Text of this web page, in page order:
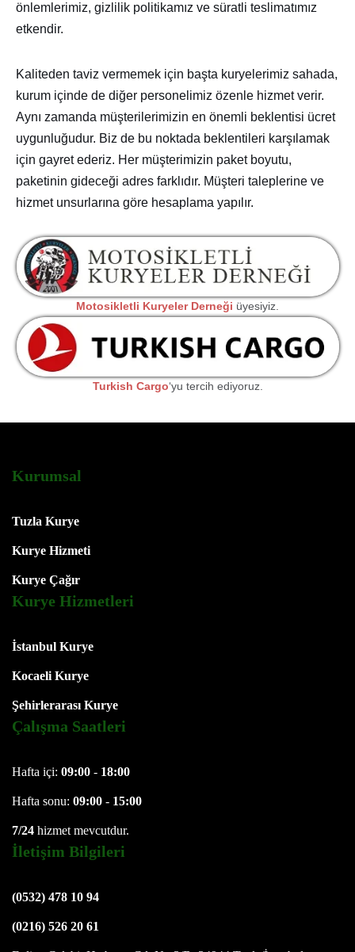
önlemlerimiz, gizlilik politikamız ve süratli teslimatımız
etkendir.
Kaliteden taviz vermemek için başta kuryelerimiz sahada,
kurum içinde de diğer personelimiz özenle hizmet verir.
Aynı zamanda müşterilerimizin en önemli beklentisi ücret
uygunluğudur. Biz de bu noktada beklentileri karşılamak
için gayret ederiz. Her müşterimizin paket boyutu,
paketinin gideceği adres farklıdır. Müşteri taleplerine ve
hizmet unsurlarına göre hesaplama yapılır.
Motosikletli Kuryeler Derneği üyesiyiz.
Turkish Cargo‘yu tercih ediyoruz.
Kurumsal
Tuzla Kurye
Kurye Hizmeti
Kurye Çağır
Kurye Hizmetleri
İstanbul Kurye
Kocaeli Kurye
Şehirlerarası Kurye
Çalışma Saatleri
Hafta içi: 09:00 - 18:00
Hafta sonu: 09:00 - 15:00
7/24 hizmet mevcutdur.
İletişim Bilgileri
(0532) 478 10 94
(0216) 526 20 61